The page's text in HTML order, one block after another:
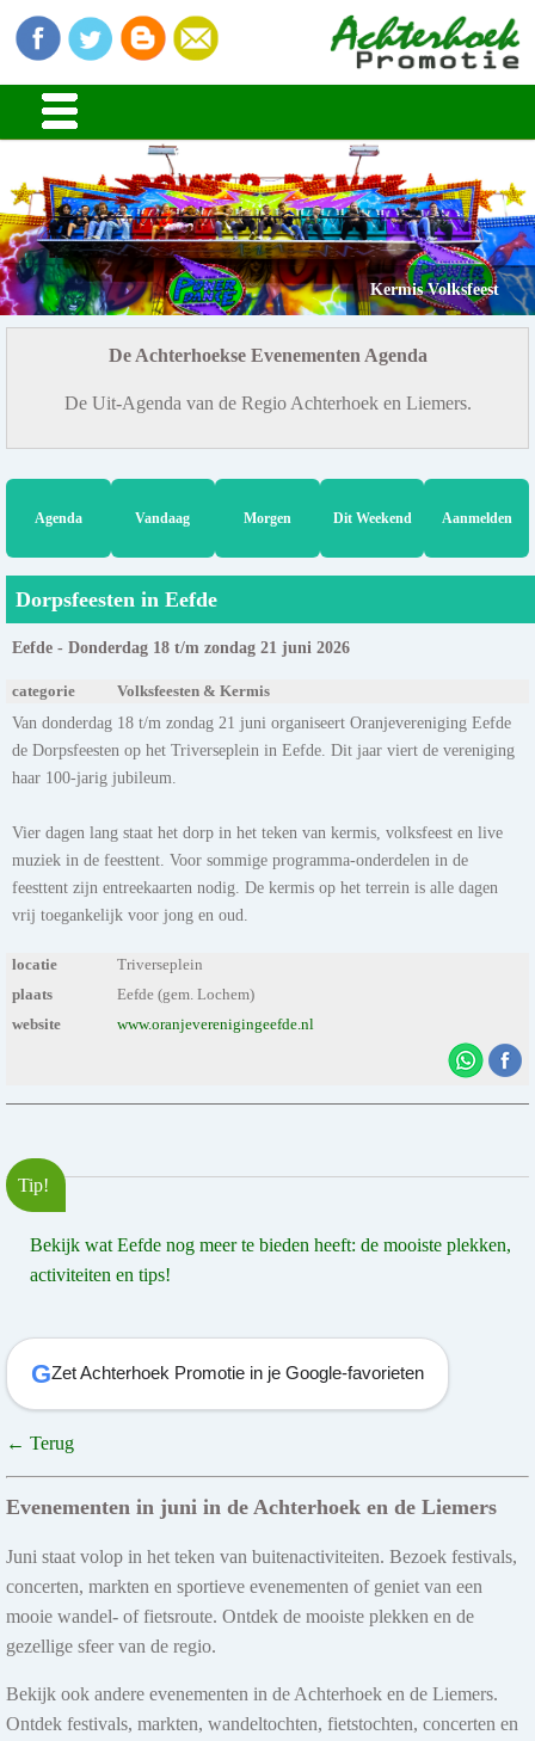
Kermis Volksfeest
De Achterhoekse Evenementen Agenda
De Uit-Agenda van de Regio Achterhoek en Liemers.
Agenda Vandaag Morgen Dit Weekend Aanmelden
Dorpsfeesten in Eefde
Eefde - Donderdag 18 t/m zondag 21 juni 2026
categorie Volksfeesten & Kermis
Van donderdag 18 t/m zondag 21 juni organiseert Oranjevereniging Eefde
de Dorpsfeesten op het Triverseplein in Eefde. Dit jaar viert de vereniging
haar 100-jarig jubileum.
Vier dagen lang staat het dorp in het teken van kermis, volksfeest en live
muziek in de feesttent. Voor sommige programma-onderdelen in de
feesttent zijn entreekaarten nodig. De kermis op het terrein is alle dagen
vrij toegankelijk voor jong en oud.
locatie
Triverseplein
plaats
Eefde (gem. Lochem)
website
www.oranjeverenigingeefde.nl
Tip!
Bekijk wat Eefde nog meer te bieden heeft: de mooiste plekken,
activiteiten en tips!
GZet Achterhoek Promotie in je Google-favorieten
← Terug
Evenementen in juni in de Achterhoek en de Liemers
Juni staat volop in het teken van buitenactiviteiten. Bezoek festivals,
concerten, markten en sportieve evenementen of geniet van een
mooie wandel- of fietsroute. Ontdek de mooiste plekken en de
gezellige sfeer van de regio.
Bekijk ook andere evenementen in de Achterhoek en de Liemers.
Ontdek festivals, markten, wandeltochten, fietstochten, concerten en